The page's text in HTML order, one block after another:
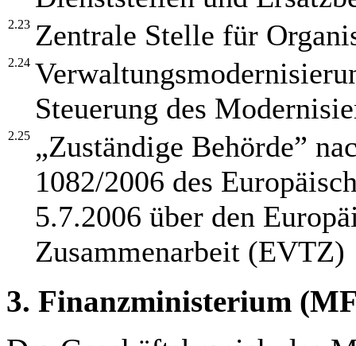
2.23 Zentrale Stelle für
2.24
Steuerung des
2.25 „Zuständige Behörde”
1082/2006 des
5.7.2006 über den
Zusammenarbeit (EVTZ)
3. Finanzministerium